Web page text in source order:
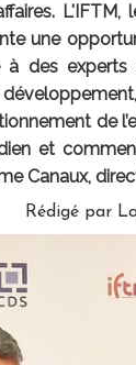
une
des experts
de
et
Canaux,
Rédigé par